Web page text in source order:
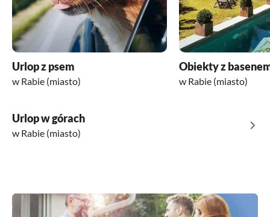
Urlop z psem
w Rabie (miasto)
Obiekty z
w Rabie (miasto)
Urlop w górach
w Rabie (miasto)